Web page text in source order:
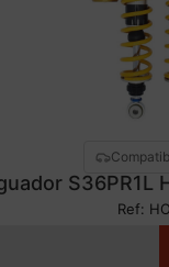
S36PR1L
Ref: